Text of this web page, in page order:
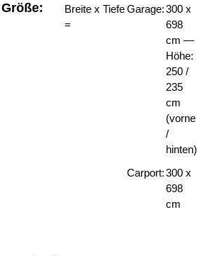
Größe:
Breite x Tiefe
=
Garage:300 x
698
cm —
Höhe:
250 /
235
cm
(vorne
/
hinten)
Carport:300 x
698
cm